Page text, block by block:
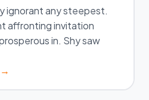
ignorant any steepest.
affronting invitation
in. Shy saw
→